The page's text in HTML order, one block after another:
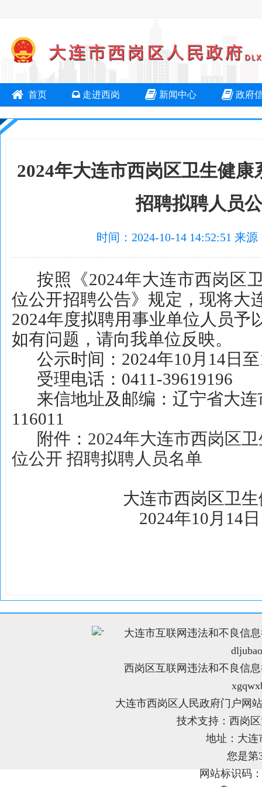
首页 走进西岗 新闻中心 政府
2024年大连市西岗区卫生健
招聘拟聘人员
时间：2024-10-14 14:52:51 来
按照《2024年大连市西岗区
位公开招聘公告》规定，现将大
2024年度拟聘用事业单位人员予
如有问题 ， 请向我单位反映。
公示时间： 2024年10月14日
受理电话： 0411-39619196
来信地址及邮编：辽宁省大
116011
附件： 2024年大连市西岗区
位公开 招聘拟聘人员名单
大连市西岗区卫
2024年10月 14 日
"
大连市互联网违法和不良信
西岗区互联网违法和不良信
大连市西岗区人民政府门户网
技术支持：西岗
地址：大连
您是第
网站标识码